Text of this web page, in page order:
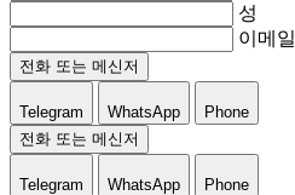
성
이메일
전화 또는 메신저
Telegram WhatsApp
Phone
전화 또는 메신저
Telegram WhatsApp Phone